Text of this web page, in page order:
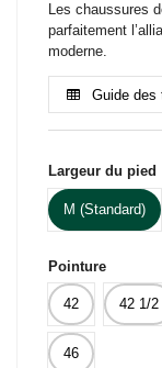
Les chaussures
parfaitement
moderne.
Guide des
Largeur du pied
M (Standard)
Pointure
42 42 1/2
46